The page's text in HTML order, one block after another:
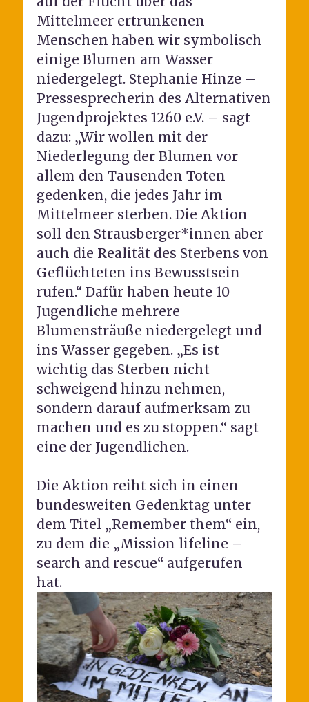
Mittelmeer ertrunkenen
Menschen haben wir symbolisch
einige Blumen am Wasser
niedergelegt. Stephanie Hinze –
Pressesprecherin des Alternativen
Jugendprojektes 1260 e.V. – sagt
dazu: „Wir wollen mit der
Niederlegung der Blumen vor
allem den Tausenden Toten
gedenken, die jedes Jahr im
Mittelmeer sterben. Die Aktion
soll den Strausberger*innen aber
auch die Realität des Sterbens von
Geflüchteten ins Bewusstsein
rufen.“ Dafür haben heute 10
Jugendliche mehrere
Blumensträuße niedergelegt und
ins Wasser gegeben. „Es ist
wichtig das Sterben nicht
schweigend hinzu nehmen,
sondern darauf aufmerksam zu
machen und es zu stoppen.“ sagt
eine der Jugendlichen.
Die Aktion reiht sich in einen
bundesweiten Gedenktag unter
dem Titel „Remember them“ ein,
zu dem die „Mission lifeline –
search and rescue“ aufgerufen
hat.